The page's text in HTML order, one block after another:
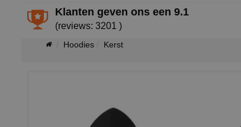
Klanten geven ons een9.1
(reviews: 3201 )
Hoodies Kerst